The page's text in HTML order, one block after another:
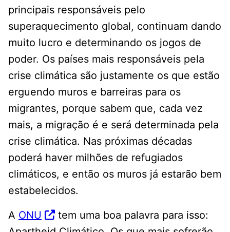
principais responsáveis pelo
superaquecimento global, continuam dando
muito lucro e determinando os jogos de
poder. Os países mais responsáveis pela
crise climática são justamente os que estão
erguendo muros e barreiras para os
migrantes, porque sabem que, cada vez
mais, a migração é e será determinada pela
crise climática. Nas próximas décadas
poderá haver milhões de refugiados
climáticos, e então os muros já estarão bem
estabelecidos.
A ONU
tem uma boa palavra para isso: